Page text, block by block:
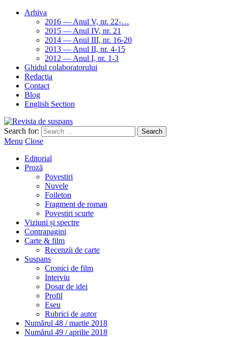
Arhiva
2016 — Anul V, nr. 22-…
2015 — Anul IV, nr. 21
2014 — Anul III, nr. 16-20
2013 — Anul II, nr. 4-15
2012 — Anul I, nr. 1-3
Ghidul colaboratorului
Redacţia
Contact
Blog
English Section
Search for:
Menu Close
Editorial
Proză
Povestiri
Nuvele
Foileton
Fragment de roman
Povestiri scurte
Viziuni și spectre
Contrapagini
Carte & film
Recenzii de carte
Suspans
Cronici de film
Interviu
Dosar de idei
Profil
Eseu
Rubrici de autor
Numărul 48 / martie 2018
Numărul 49 / aprilie 2018